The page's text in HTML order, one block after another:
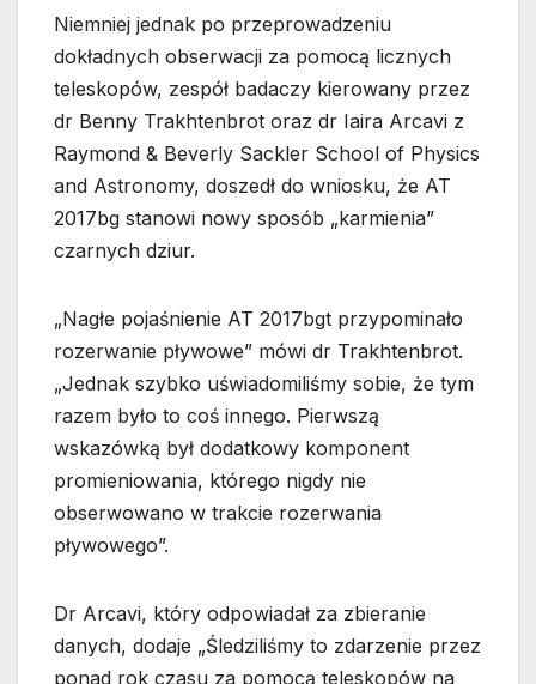
Niemniej jednak po przeprowadzeniu
dokładnych obserwacji za pomocą licznych
teleskopów, zespół badaczy kierowany przez
dr Benny Trakhtenbrot oraz dr Iaira Arcavi z
Raymond & Beverly Sackler School of Physics
and Astronomy, doszedł do wniosku, że AT
2017bg stanowi nowy sposób „karmienia”
czarnych dziur.
„Nagłe pojaśnienie AT 2017bgt przypominało
rozerwanie pływowe” mówi dr Trakhtenbrot.
„Jednak szybko uświadomiliśmy sobie, że tym
razem było to coś innego. Pierwszą
wskazówką był dodatkowy komponent
promieniowania, którego nigdy nie
obserwowano w trakcie rozerwania
pływowego”.
Dr Arcavi, który odpowiadał za zbieranie
danych, dodaje „Śledziliśmy to zdarzenie przez
ponad rok czasu za pomocą teleskopów na